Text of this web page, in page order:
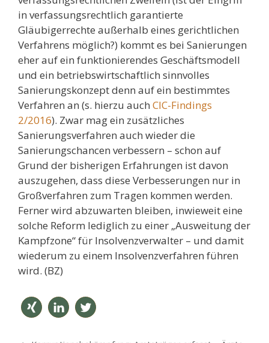
in verfassungsrechtlich garantierte
Gläubigerrechte außerhalb eines gerichtlichen
Verfahrens möglich?) kommt es bei Sanierungen
eher auf ein funktionierendes Geschäftsmodell
und ein betriebswirtschaftlich sinnvolles
Sanierungskonzept denn auf ein bestimmtes
Verfahren an (s. hierzu auch CIC-Findings
2/2016). Zwar mag ein zusätzliches
Sanierungsverfahren auch wieder die
Sanierungschancen verbessern – schon auf
Grund der bisherigen Erfahrungen ist davon
auszugehen, dass diese Verbesserungen nur in
Großverfahren zum Tragen kommen werden.
Ferner wird abzuwarten bleiben, inwieweit eine
solche Reform lediglich zu einer „Ausweitung der
Kampfzone“ für Insolvenzverwalter – und damit
wiederum zu einem Insolvenzverfahren führen
wird. (BZ)